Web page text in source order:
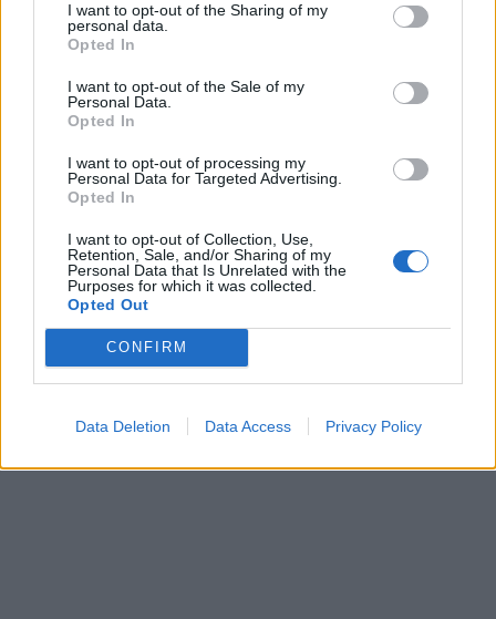
I want to opt-out of the Sharing of my
personal data.
Opted In
I want to opt-out of the Sale of my
Personal Data.
Opted In
I want to opt-out of processing my
Personal Data for Targeted Advertising.
Opted In
I want to opt-out of Collection, Use,
Retention, Sale, and/or Sharing of my
Personal Data that Is Unrelated with the
Purposes for which it was collected.
Opted Out
CONFIRM
Data Deletion Data Access Privacy Policy
27χρονη ηθοποιό Ντόρα Καριώτου,
ανακάλυψαν ότι έχει όγκο στο κεφάλι. Παρόλες
τις προσπάθειες για θεραπεία, τελικά δεν τα
κατάφερε.